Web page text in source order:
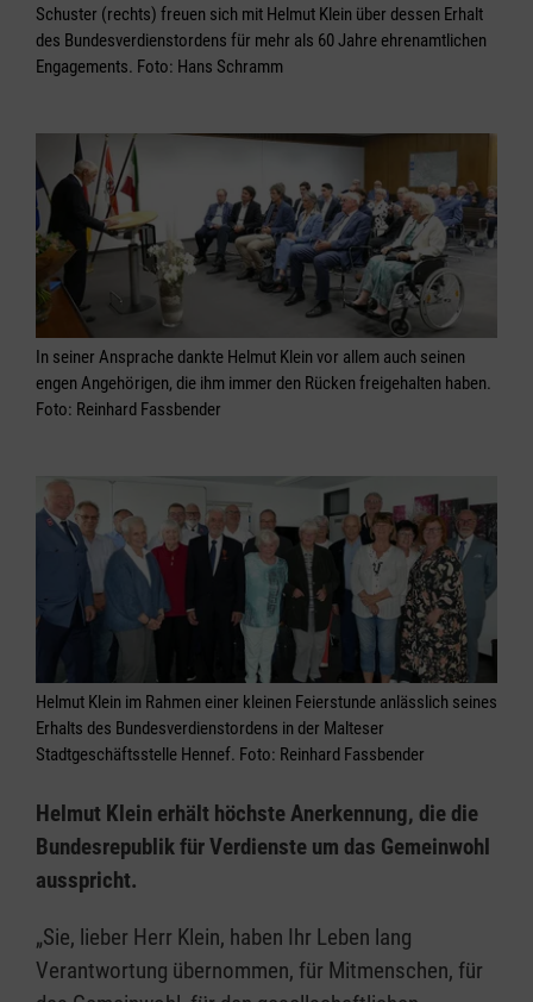
Schuster (rechts) freuen sich mit Helmut Klein über dessen Erhalt
des Bundesverdienstordens für mehr als 60 Jahre ehrenamtlichen
Engagements. Foto: Hans Schramm
In seiner Ansprache dankte Helmut Klein vor allem auch seinen
engen Angehörigen, die ihm immer den Rücken freigehalten haben.
Foto: Reinhard Fassbender
Helmut Klein im Rahmen einer kleinen Feierstunde anlässlich seines
Erhalts des Bundesverdienstordens in der Malteser
Stadtgeschäftsstelle Hennef. Foto: Reinhard Fassbender
Helmut Klein erhält höchste Anerkennung, die die
Bundesrepublik für Verdienste um das Gemeinwohl
ausspricht.
„Sie, lieber Herr Klein, haben Ihr Leben lang
Verantwortung übernommen, für Mitmenschen, für